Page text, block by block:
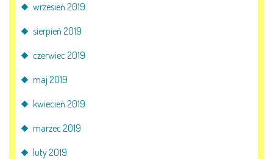
wrzesień 2019
sierpień 2019
czerwiec 2019
maj 2019
kwiecień 2019
marzec 2019
luty 2019